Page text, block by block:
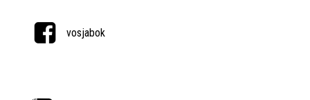
vosjabok